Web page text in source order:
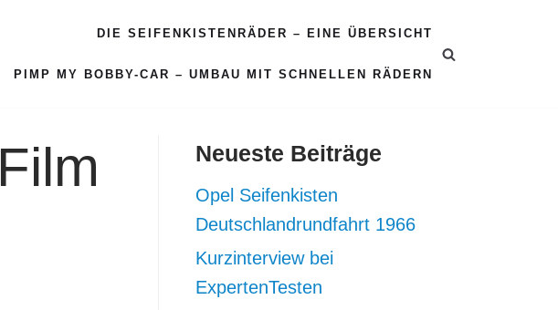
DIE SEIFENKISTENRÄDER – EINE ÜBERSICHT
PIMP MY BOBBY-CAR – UMBAU MIT SCHNELLEN RÄDERN
Neueste Beiträge
Opel Seifenkisten
Deutschlandrundfahrt 1966
Kurzinterview bei
ExpertenTesten